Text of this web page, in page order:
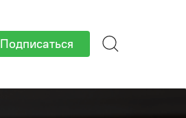
Подписаться